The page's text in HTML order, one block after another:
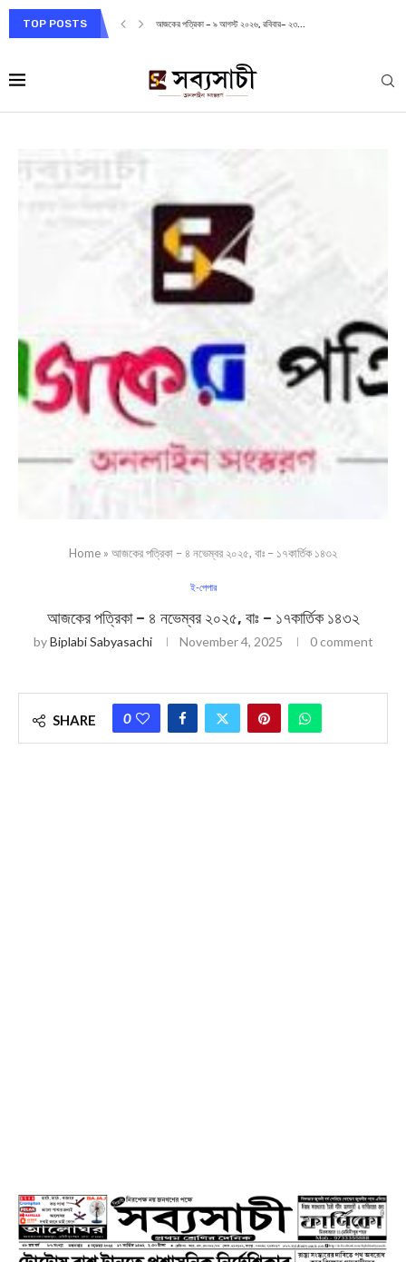
TOP POSTS আজকের পত্রিকা – ৯ আগস্ট ২০২৬, রবিবার– ২৩...
Home » আজকের পত্রিকা – ৪ নভেম্বর ২০২৫, বাঃ – ১৭কার্তিক ১৪৩২
ই-পেপার
আজকের পত্রিকা – ৪ নভেম্বর ২০২৫, বাঃ – ১৭কার্তিক ১৪৩২
byBiplabi Sabyasachi November 4, 2025 0 comment
SHARE 0